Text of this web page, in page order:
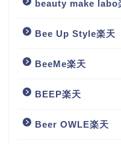
beauty make labo
Bee Up Style楽天
BeeMe楽天
BEEP楽天
Beer OWLE楽天